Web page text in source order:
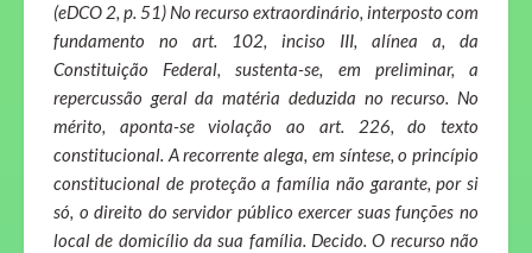
(eDCO 2, p. 51) No recurso extraordinário, interposto com
fundamento no art. 102, inciso III, alínea a, da
Constituição Federal, sustenta-se, em preliminar, a
repercussão geral da matéria deduzida no recurso. No
mérito, aponta-se violação ao art. 226, do texto
constitucional. A recorrente alega, em síntese, o princípio
constitucional de proteção a família não garante, por si
só, o direito do servidor público exercer suas funções no
local de domicílio da sua família. Decido. O recurso não